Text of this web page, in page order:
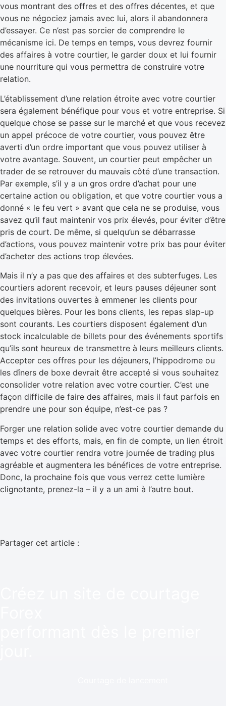
vous montrant des offres et des offres décentes, et que
vous ne négociez jamais avec lui, alors il abandonnera
d’essayer. Ce n’est pas sorcier de comprendre le
mécanisme ici. De temps en temps, vous devrez fournir
des affaires à votre courtier, le garder doux et lui fournir
une nourriture qui vous permettra de construire votre
relation.
L’établissement d’une relation étroite avec votre courtier
sera également bénéfique pour vous et votre entreprise. Si
quelque chose se passe sur le marché et que vous recevez
un appel précoce de votre courtier, vous pouvez être
averti d’un ordre important que vous pouvez utiliser à
votre avantage. Souvent, un courtier peut empêcher un
trader de se retrouver du mauvais côté d’une transaction.
Par exemple, s’il y a un gros ordre d’achat pour une
certaine action ou obligation, et que votre courtier vous a
donné « le feu vert » avant que cela ne se produise, vous
savez qu’il faut maintenir vos prix élevés, pour éviter d’être
pris de court. De même, si quelqu’un se débarrasse
d’actions, vous pouvez maintenir votre prix bas pour éviter
d’acheter des actions trop élevées.
Mais il n’y a pas que des affaires et des subterfuges. Les
courtiers adorent recevoir, et leurs pauses déjeuner sont
des invitations ouvertes à emmener les clients pour
quelques bières. Pour les bons clients, les repas slap-up
sont courants. Les courtiers disposent également d’un
stock incalculable de billets pour des événements sportifs
qu’ils sont heureux de transmettre à leurs meilleurs clients.
Accepter ces offres pour les déjeuners, l’hippodrome ou
les dîners de boxe devrait être accepté si vous souhaitez
consolider votre relation avec votre courtier. C’est une
façon difficile de faire des affaires, mais il faut parfois en
prendre une pour son équipe, n’est-ce pas ?
Forger une relation solide avec votre courtier demande du
temps et des efforts, mais, en fin de compte, un lien étroit
avec votre courtier rendra votre journée de trading plus
agréable et augmentera les bénéfices de votre entreprise.
Donc, la prochaine fois que vous verrez cette lumière
clignotante, prenez-la – il y a un ami à l’autre bout.
Partager cet article :